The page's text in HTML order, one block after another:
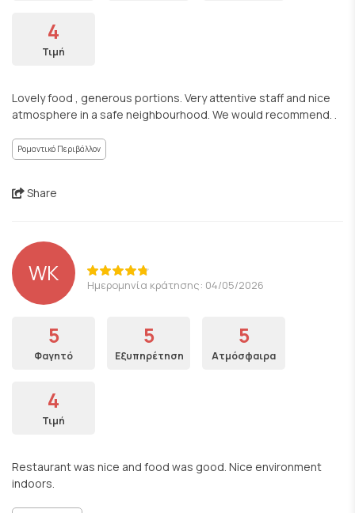
4
Τιμή
Lovely food , generous portions. Very attentive staff and nice
atmosphere in a safe neighbourhood. We would recommend. .
Ρομαντικό Περιβάλλον
Share
WK Ημερομηνία κράτησης: 04/05/2026
5
Φαγητό
5
Εξυπηρέτηση
5
Ατμόσφαιρα
4
Τιμή
Restaurant was nice and food was good. Nice environment
indoors.